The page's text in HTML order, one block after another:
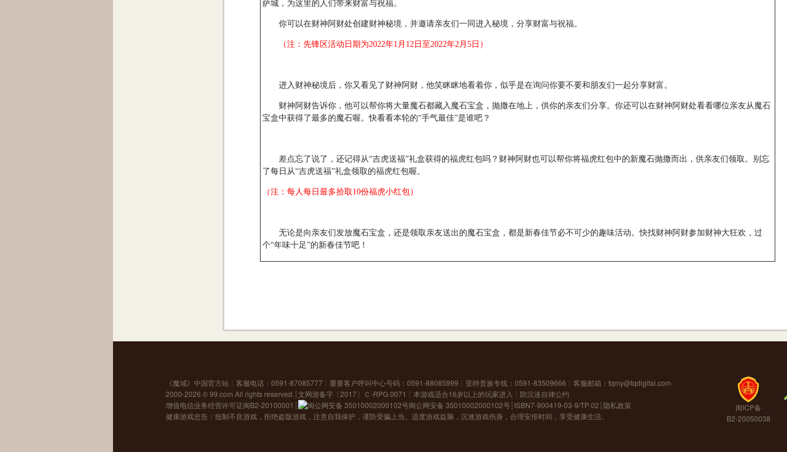
萨城，为这里的人们带来财富与祝福。
你可以在财神阿财处创建财神秘境，并邀请亲友们一同进入秘境，分享财富与祝福。
（注：先锋区活动日期为2022年1月12日至2022年2月5日）
进入财神秘境后，你又看见了财神阿财，他笑眯眯地看着你，似乎是在询问你要不要和朋友们一起分享财富。
财神阿财告诉你，他可以帮你将大量魔石都藏入魔石宝盒，抛撒在地上，供你的亲友们分享。你还可以在财神阿财处看看哪位亲友从魔石
宝盒中获得了最多的魔石喔。快看看本轮的“手气最佳”是谁吧？
差点忘了说了，还记得从“吉虎送福”礼盒获得的福虎红包吗？财神阿财也可以帮你将福虎红包中的新魔石抛撒而出，供亲友们领取。别忘
了每日从“吉虎送福”礼盒领取的福虎红包喔。
（注：每人每日最多拾取10份福虎小红包）
无论是向亲友们发放魔石宝盒，还是领取亲友送出的魔石宝盒，都是新春佳节必不可少的趣味活动。快找财神阿财参加财神大狂欢，过
个“年味十足”的新春佳节吧！
《魔域》中国官方站┊客服电话：0591-87085777┊重要客户呼叫中心号码：0591-88085999┊亚特贵族专线：0591-83509666┊客服邮箱： tqmy@tqdigital.com
2000-2026 ©99.com All rights reserved.┊文网游备字〔2017〕Ｃ-RPG 0071 ┊本游戏适合16岁以上的玩家进入┊ 防沉迷自律公约
增值电信业务经营许可证闽B2-20100001 ┊ 闽公网安备 35010002000102号┊ISBN7-900419-03-9/TP·02┊隐私政策
健康游戏忠告：抵制不良游戏，拒绝盗版游戏，注意自我保护，谨防受骗上当。适度游戏益脑，沉迷游戏伤身，合理安排时间，享受健康生活。
闽ICP备
B2-20050038